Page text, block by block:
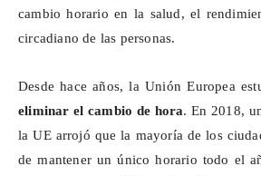
cambio horario en la salud, el
circadiano de las personas.
Desde hace años, la Unión Europea
eliminar el cambio de hora. En 2018,
la UE arrojó que la mayoría de los
de mantener un único horario todo el